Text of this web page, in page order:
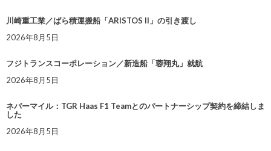
川崎重工業／ばら積運搬船「ARISTOS II」の引き渡し
2026年8月5日
フジトランスコーポレーション／新造船「蓉翔丸」就航
2026年8月5日
ネバーマイル：TGR Haas F1 Teamとのパートナーシップ契約を締結しま
した
2026年8月5日